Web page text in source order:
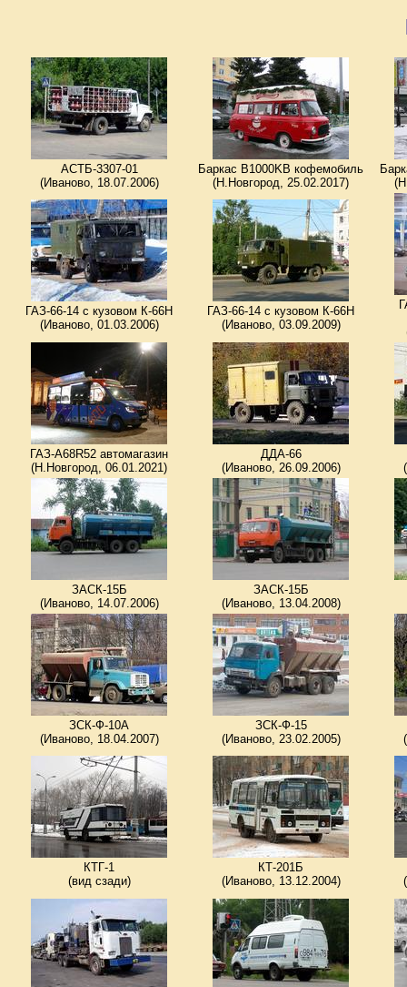
АСТБ-3307-01
(Иваново, 18.07.2006)
Баркас B1000KB кофемобиль
(Н.Новгород, 25.02.2017)
ГАЗ-66-14 с кузовом К-66Н
(Иваново, 01.03.2006)
ГАЗ-66-14 с кузовом К-66Н
(Иваново, 03.09.2009)
ГАЗ-A68R52 автомагазин
(Н.Новгород, 06.01.2021)
ДДА-66
(Иваново, 26.09.2006)
ЗАСК-15Б
(Иваново, 14.07.2006)
ЗАСК-15Б
(Иваново, 13.04.2008)
ЗСК-Ф-10А
(Иваново, 18.04.2007)
ЗСК-Ф-15
(Иваново, 23.02.2005)
КТГ-1
(вид сзади)
КТ-201Б
(Иваново, 13.12.2004)